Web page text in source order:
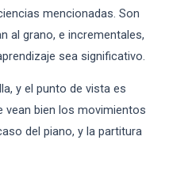
mencionadas. Son
al grano, e incrementales,
sea significativo.
y el punto de vista es
vean bien los movimientos
del piano, y la partitura